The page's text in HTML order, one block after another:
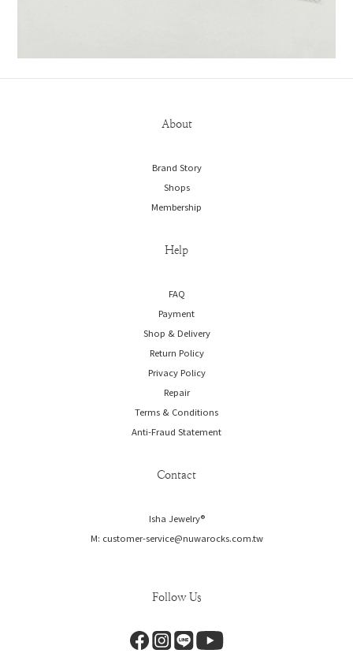
About
Brand Story
Shops
Membership
Help
FAQ
Payment
Shop & Delivery
Return Policy
Privacy Policy
Repair
Terms & Conditions
Anti-Fraud Statement
Contact
Isha Jewelry®️
M: customer-service@nuwarocks.com.tw
Follow Us